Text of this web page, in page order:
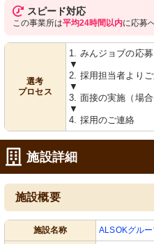
スピード対応
この事業所は平均24時間以内に応募
選考
プロセス
1. みんジョブの応
▼
2. 採用担当者より
▼
3. 面接の実施（場合
▼
4. 採用のご連絡
施設詳細
施設概要
施設名称 ALSOKグル